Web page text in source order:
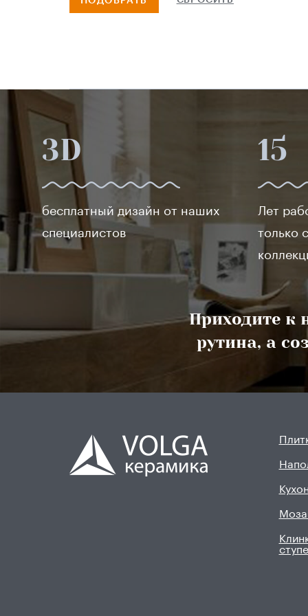
Ceramiche ragno
Ceracasa ceramica
Domino
Realonda
Settecento
Mijares
El molino
3D
бесплатный дизайн от наших
специалистов
15
Лет
только
Приходите к
рутина, а